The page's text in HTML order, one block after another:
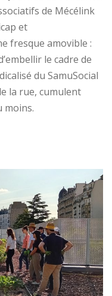
de Mécélink
et
fresque amovible :
le cadre de
du SamuSocial
la rue, cumulent
moins.